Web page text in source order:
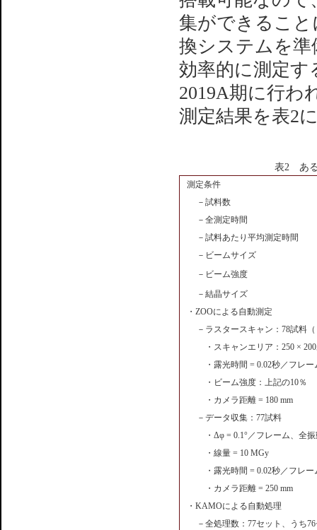
集ができるこ
換システムを
効率的に測定
2019A期に行わ
測定結果を表2
表2 あ
測定条件
－試料数
－全測定時間
－試料あたり平均測定時間
－ビームサイズ
－ビーム強度
－結晶サイズ
・ZOOによる自動測定
－ラスタースキャン：78試料
・スキャンエリア：250 ×
・露光時間 = 0.02秒／フレー
・ビーム強度：上記の10％
・カメラ距離 = 180 mm
－データ収集：77試料
・Δφ = 0.1°／フレーム、全
・線量 = 10 MGy
・露光時間 = 0.02秒／フレー
・カメラ距離 = 250 mm
・KAMOによる自動処理
－全処理数：77セット、うち